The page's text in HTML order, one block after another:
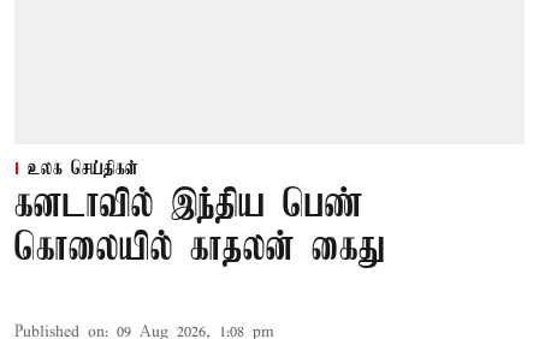
உலக செய்திகள்
கனடாவில் இந்திய பெண்
கொலையில் காதலன் கைது
Published on: 09 Aug 2026, 1:08 pm